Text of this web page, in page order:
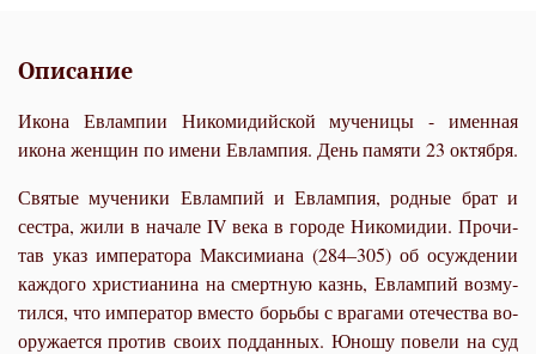
Описание
Икона Евлампии Никомидийской мученицы - именная
икона женщин по имени Евлампия. День памяти 23 октября.
Свя­тые му­че­ни­ки Евлам­пий и Евлам­пия, род­ные брат и
сест­ра, жи­ли в на­ча­ле IV ве­ка в го­ро­де Ни­ко­ми­дии. Про­чи­
тав указ им­пе­ра­то­ра Мак­си­ми­а­на (284–305) об осуж­де­нии
каж­до­го хри­сти­а­ни­на на смерт­ную казнь, Евлам­пий воз­му­
тил­ся, что им­пе­ра­тор вме­сто борь­бы с вра­га­ми оте­че­ства во­
ору­жа­ет­ся про­тив сво­их под­дан­ных. Юно­шу по­ве­ли на суд